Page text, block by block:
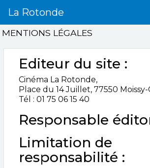
La Rotonde
MENTIONS LÉGALES
Editeur du site :
Cinéma La Rotonde,
Place du 14 Juillet, 77550 Moissy-
Tél : 01 75 06 15 40
Responsable
Limitation de
responsabilité :